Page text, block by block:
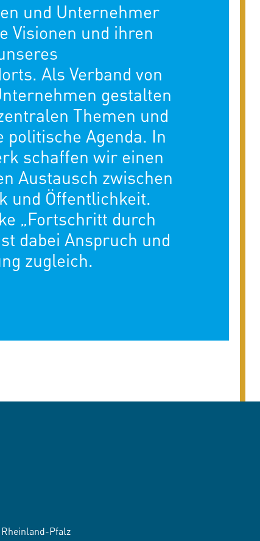
und Unternehmer
Visionen und ihren
Als Verband von
gestalten
Themen und
politische Agenda. In
schaffen wir einen
Austausch zwischen
und Öffentlichkeit.
„Fortschritt durch
dabei Anspruch und
zugleich.
Pfalz